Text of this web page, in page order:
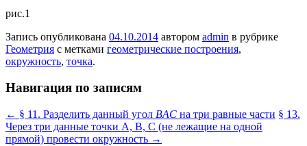
рис.1
Запись опубликована 04.10.2014 автором admin в рубрике
Геометрия с метками геометрические построения,
окружность, точка.
Навигация по записям
← § 11. Разделить данный угол BAC на три равные части § 13.
Через три данные точки А, В, С (не лежащие на одной
прямой) провести окружность →